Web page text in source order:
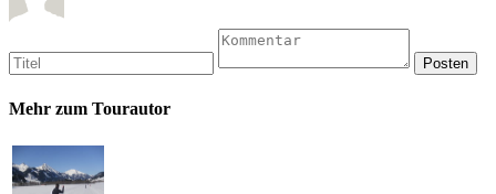
Mehr zum Tourautor